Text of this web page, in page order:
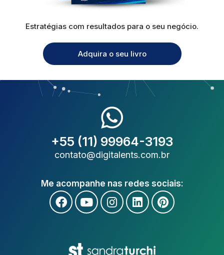
Estratégias com resultados para o seu negócio.
Adquira o seu livro
+55 (11) 99964-3193
contato@digitalents.com.br
Me acompanhe nas redes sociais: